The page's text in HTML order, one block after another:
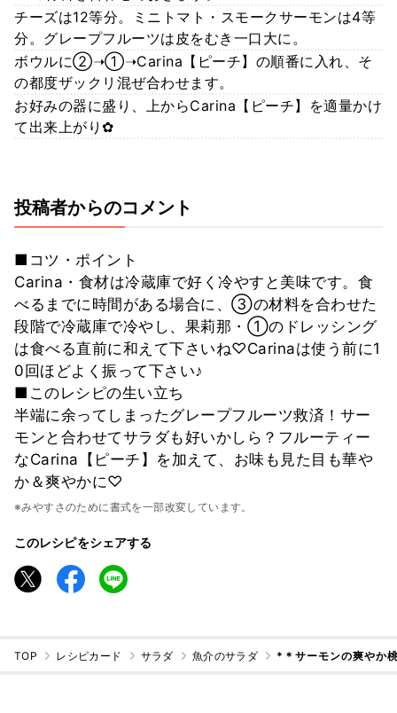
チーズは12等分。ミニトマト・スモークサーモンは4等
分。グレープフルーツは皮をむき一口大に。
ボウルに②➝①➝Carina【ピーチ】の順番に入れ、そ
の都度ザックリ混ぜ合わせます。
お好みの器に盛り、上からCarina【ピーチ】を適量かけ
て出来上がり✿
投稿者からのコメント
■コツ・ポイント
Carina・食材は冷蔵庫で好く冷やすと美味です。食
べるまでに時間がある場合に、③の材料を合わせた
段階で冷蔵庫で冷やし、果莉那・①のドレッシング
は食べる直前に和えて下さいね♡Carinaは使う前に1
0回ほどよく振って下さい♪
■このレシピの生い立ち
半端に余ってしまったグレープフルーツ救済！サー
モンと合わせてサラダも好いかしら？フルーティー
なCarina【ピーチ】を加えて、お味も見た目も華や
か＆爽やかに♡
※みやすさのために書式を一部改変しています。
このレシピをシェアする
TOP レシピカード サラダ 魚介のサラダ *＊サーモンの爽やか